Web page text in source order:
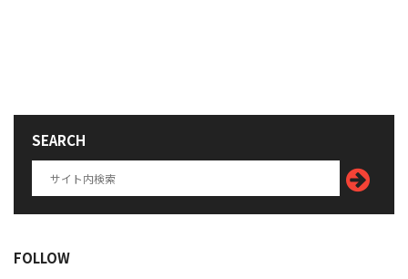
SEARCH
FOLLOW